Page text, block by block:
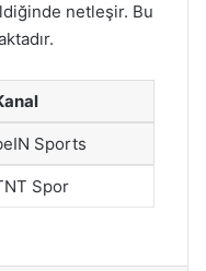
netleşir. Bu
Sports
Spor